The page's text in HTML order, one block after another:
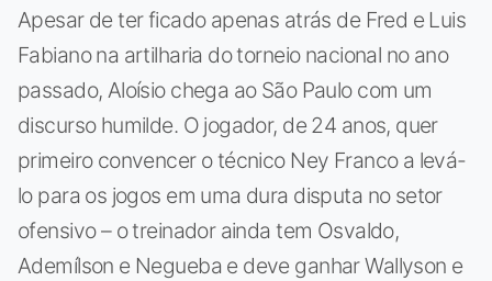
Apesar de ter ficado apenas atrás de Fred e Luis
Fabiano na artilharia do torneio nacional no ano
passado, Aloísio chega ao São Paulo com um
discurso humilde. O jogador, de 24 anos, quer
primeiro convencer o técnico Ney Franco a levá-
lo para os jogos em uma dura disputa no setor
ofensivo – o treinador ainda tem Osvaldo,
Ademílson e Negueba e deve ganhar Wallyson e